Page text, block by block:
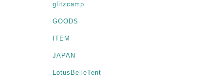
glitzcamp
GOODS
ITEM
JAPAN
LotusBelleTent